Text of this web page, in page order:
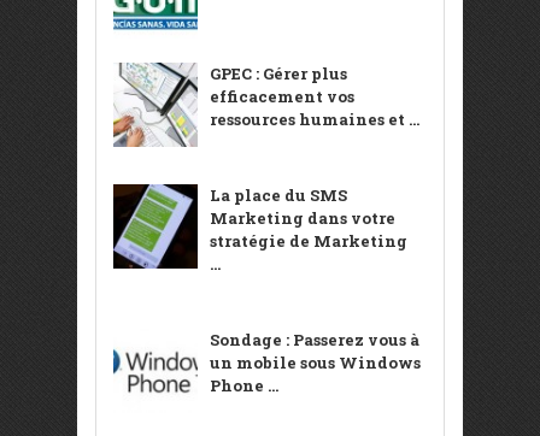
GPEC : Gérer plus
efficacement vos
ressources humaines et ...
La place du SMS
Marketing dans votre
stratégie de Marketing
...
Sondage : Passerez vous à
un mobile sous Windows
Phone ...